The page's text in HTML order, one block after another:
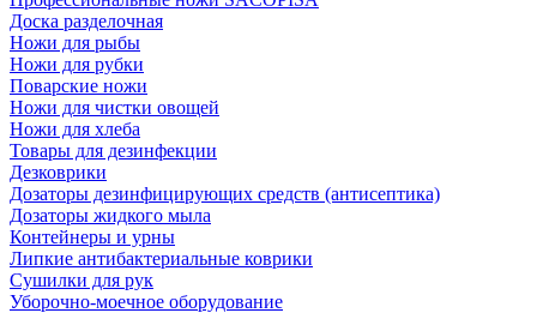
Доска разделочная
Ножи для рыбы
Ножи для рубки
Поварские ножи
Ножи для чистки овощей
Ножи для хлеба
Товары для дезинфекции
Дезковрики
Дозаторы дезинфицирующих средств (антисептика)
Дозаторы жидкого мыла
Контейнеры и урны
Липкие антибактериальные коврики
Сушилки для рук
Уборочно-моечное оборудование